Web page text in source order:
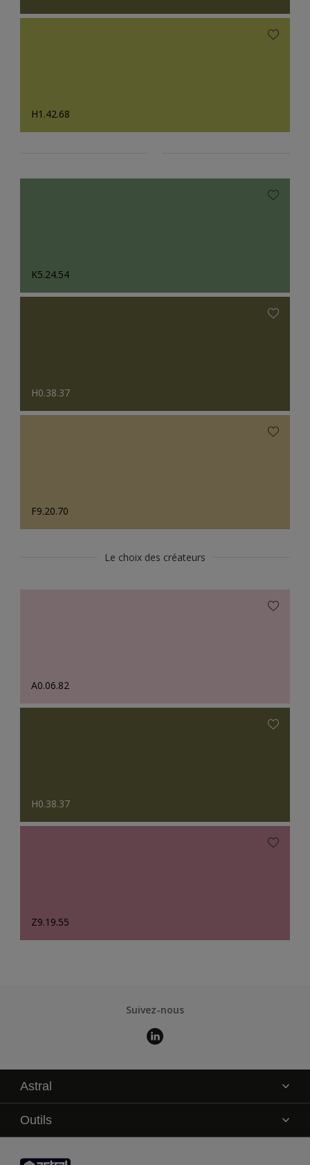
H1.42.68
K5.24.54
H0.38.37
F9.20.70
Le choix des créateurs
A0.06.82
H0.38.37
Z9.19.55
Suivez-nous
Astral
La marque
Service technique
Contact
Outils